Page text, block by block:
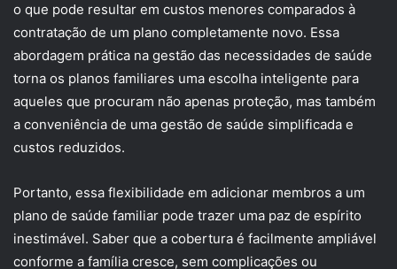
o que pode resultar em custos menores comparados à
contratação de um plano completamente novo. Essa
abordagem prática na gestão das necessidades de saúde
torna os planos familiares uma escolha inteligente para
aqueles que procuram não apenas proteção, mas também
a conveniência de uma gestão de saúde simplificada e
custos reduzidos.
Portanto, essa flexibilidade em adicionar membros a um
plano de saúde familiar pode trazer uma paz de espírito
inestimável. Saber que a cobertura é facilmente ampliável
conforme a família cresce, sem complicações ou